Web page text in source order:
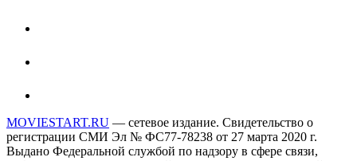
MOVIESTART.RU — сетевое издание. Свидетельство о
регистрации СМИ Эл № ФС77-78238 от 27 марта 2020 г.
Выдано Федеральной службой по надзору в сфере связи,